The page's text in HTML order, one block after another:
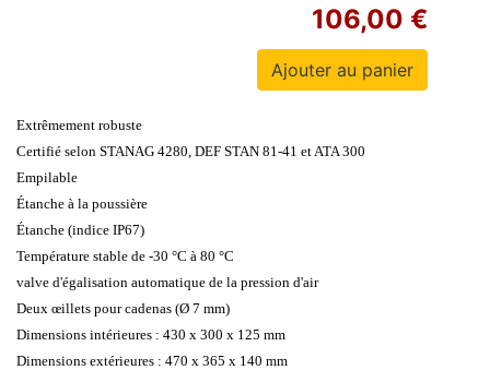
106,00 €
Extrêmement robuste
Certifié selon STANAG 4280, DEF STAN 81-41 et ATA 300
Empilable
Étanche à la poussière
Étanche (indice IP67)
Température stable de -30 °C à 80 °C
valve d'égalisation automatique de la pression d'air
Deux œillets pour cadenas (Ø 7 mm)
Dimensions intérieures : 430 x 300 x 125 mm
Dimensions extérieures : 470 x 365 x 140 mm